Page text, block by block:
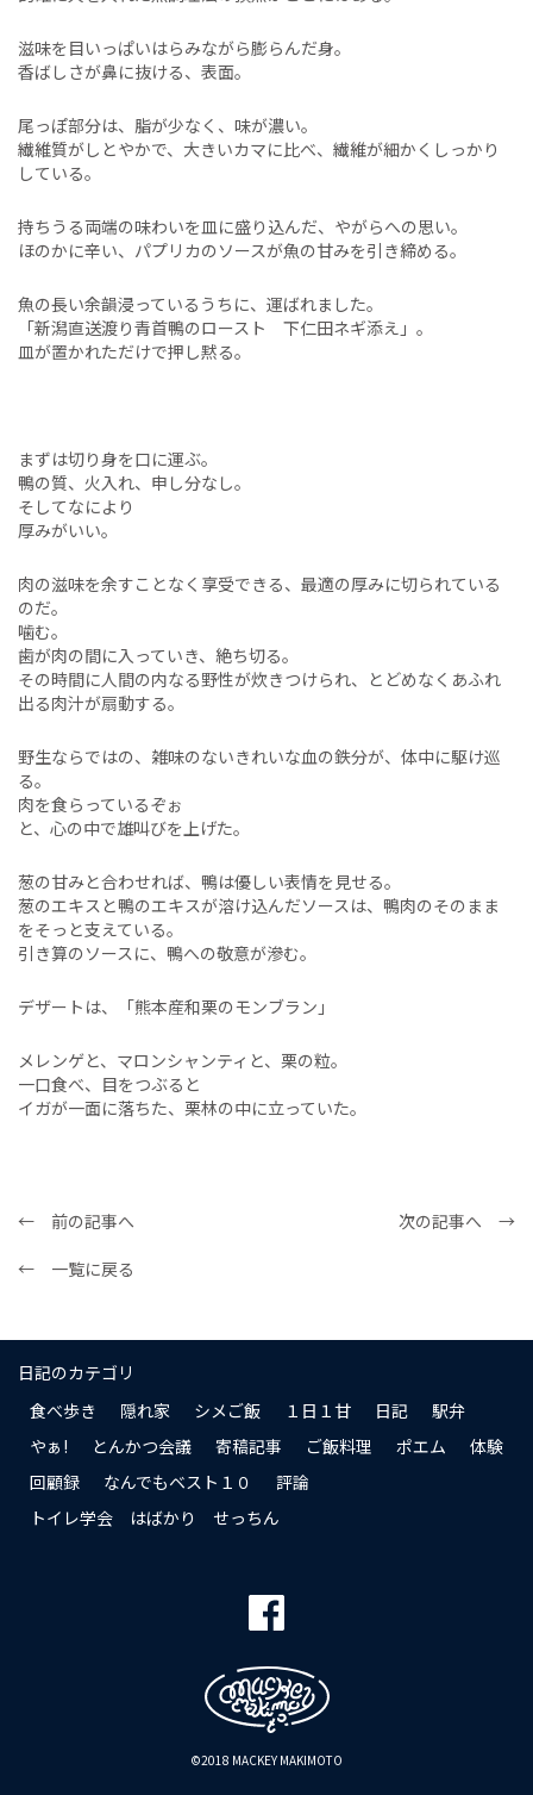
滋味を目いっぱいはらみながら膨らんだ身。
香ばしさが鼻に抜ける、表面。
尾っぽ部分は、脂が少なく、味が濃い。
繊維質がしとやかで、大きいカマに比べ、繊維が細かくしっかり
している。
持ちうる両端の味わいを皿に盛り込んだ、やがらへの思い。
ほのかに辛い、パプリカのソースが魚の甘みを引き締める。
魚の長い余韻浸っているうちに、運ばれました。
「新潟直送渡り青首鴨のロースト 下仁田ネギ添え」。
皿が置かれただけで押し黙る。
まずは切り身を口に運ぶ。
鴨の質、火入れ、申し分なし。
そしてなにより
厚みがいい。
肉の滋味を余すことなく享受できる、最適の厚みに切られている
のだ。
噛む。
歯が肉の間に入っていき、絶ち切る。
その時間に人間の内なる野性が炊きつけられ、とどめなくあふれ
出る肉汁が扇動する。
野生ならではの、雑味のないきれいな血の鉄分が、体中に駆け巡
る。
肉を食らっているぞぉ
と、心の中で雄叫びを上げた。
葱の甘みと合わせれば、鴨は優しい表情を見せる。
葱のエキスと鴨のエキスが溶け込んだソースは、鴨肉のそのまま
をそっと支えている。
引き算のソースに、鴨への敬意が滲む。
デザートは、「熊本産和栗のモンブラン」
メレンゲと、マロンシャンティと、栗の粒。
一口食べ、目をつぶると
イガが一面に落ちた、栗林の中に立っていた。
← 前の記事へ
次の記事へ →
← 一覧に戻る
日記のカテゴリ
食べ歩き
隠れ家 シメご飯 １日１甘 日記
駅弁
やぁ!
とんかつ会議 寄稿記事 ご飯料理 ポエム
体験
回顧録
なんでもベスト１０
評論
トイレ学会 はばかり せっちん
©2018 MACKEY MAKIMOTO